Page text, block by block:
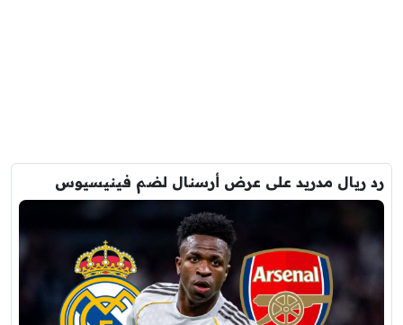
رد ريال مدريد على عرض أرسنال لضم فينيسيوس